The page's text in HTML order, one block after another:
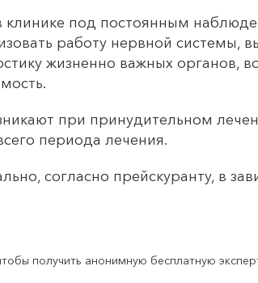
под постоянным
работу нервной системы,
жизненно важных органов,
при принудительном
периода лечения.
согласно прейскуранту, в
получить анонимную бесплатную